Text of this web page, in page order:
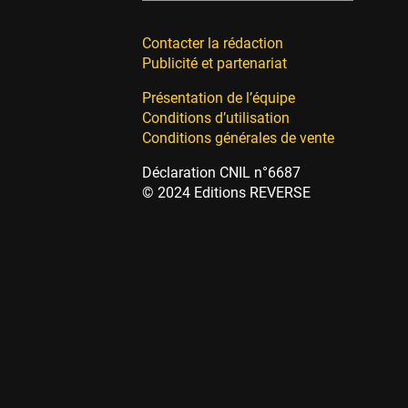
Contacter la rédaction
Publicité et partenariat
Présentation de l’équipe
Conditions d’utilisation
Conditions générales de vente
Déclaration CNIL n°6687
© 2024 Editions REVERSE